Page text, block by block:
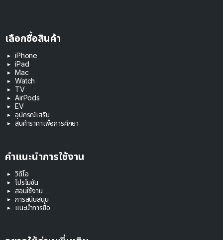
เลือกซื้อสินค้า
iPhone
iPad
Mac
Watch
TV
AirPods
EV
อุปกรณ์เสริม
สินค้าราคาเพื่อการศึกษา
คำแนะนำการใช้งาน
วิดีโอ
โปรโมชัน
สอนใช้งาน
การสนับสนุน
แนะนำการซื้อ